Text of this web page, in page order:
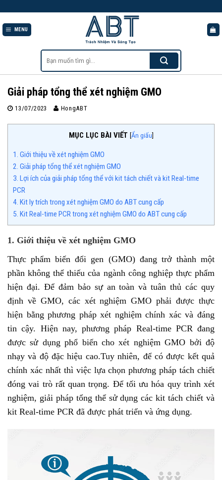
content
MENU
kiếm:
Giải pháp tổng thể xét nghiệm GMO
13/07/2023 HongABT
MỤC LỤC BÀI VIẾT [Ẩn giấu]
1. Giới thiệu về xét nghiệm GMO
2. Giải pháp tổng thể xét nghiệm GMO
3. Lợi ích của giải pháp tổng thể với kit tách chiết và kit Real-time
PCR
4. Kit ly trích trong xét nghiệm GMO do ABT cung cấp
5. Kit Real-time PCR trong xét nghiệm GMO do ABT cung cấp
1. Giới thiệu về xét nghiệm GMO
Thực phẩm biến đổi gen (GMO) đang trở thành một
phần không thể thiếu của ngành công nghiệp thực phẩm
hiện đại. Để đảm bảo sự an toàn và tuân thủ các quy
định về GMO, các xét nghiệm GMO phải được thực
hiện bằng phương pháp xét nghiệm chính xác và đáng
tin cậy. Hiện nay, phương pháp Real-time PCR đang
được sử dụng phổ biến cho xét nghiệm GMO bởi độ
nhạy và độ đặc hiệu cao.Tuy nhiên, để có được kết quả
chính xác nhất thì việc lựa chọn phương pháp tách chiết
đóng vai trò rất quan trọng. Để tối ưu hóa quy trình xét
nghiệm, giải pháp tổng thể sử dụng các kit tách chiết và
kit Real-time PCR đã được phát triển và ứng dụng.